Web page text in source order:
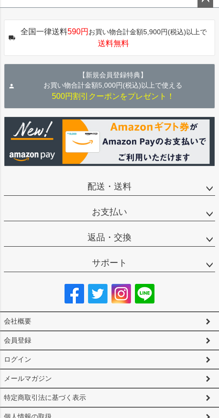
ップ
全国一律送料590円 お買い物合計金額5,900円(税込)以上で
送料無料
【新規会員登録特典】
お買い物合計金額5,000円(税込)以上で使える
500円割引クーポンをプレゼント！
配送・送料
お支払い
返品・交換
サポート
会社概要
会員登録
ログイン
メールマガジン
特定商取引法に基づく表示